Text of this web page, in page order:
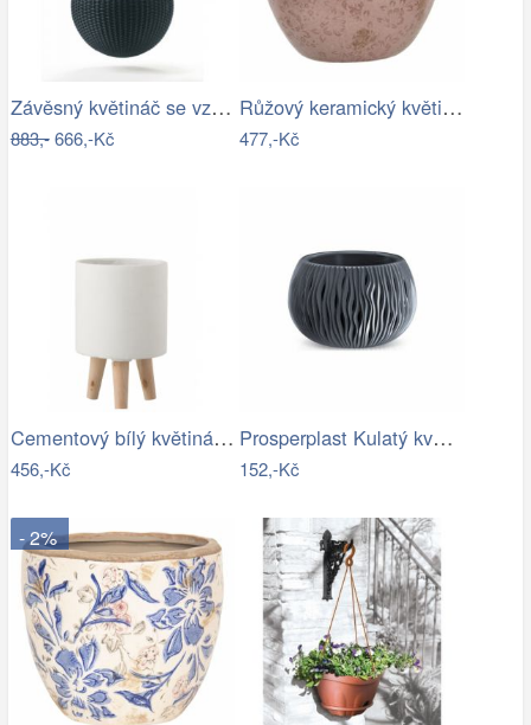
Závěsný květináč se vzorem- RJ
883,-666,-Kč
Růžový keramický květináč s popraskáním…
477,-Kč
Cementový bílý květináč na dřevěných…
456,-Kč
Prosperplast Kulatý květináč s vkladem …
152,-Kč
- 2%